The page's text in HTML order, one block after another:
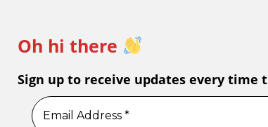
Oh hi there
Sign up to receive updates every time